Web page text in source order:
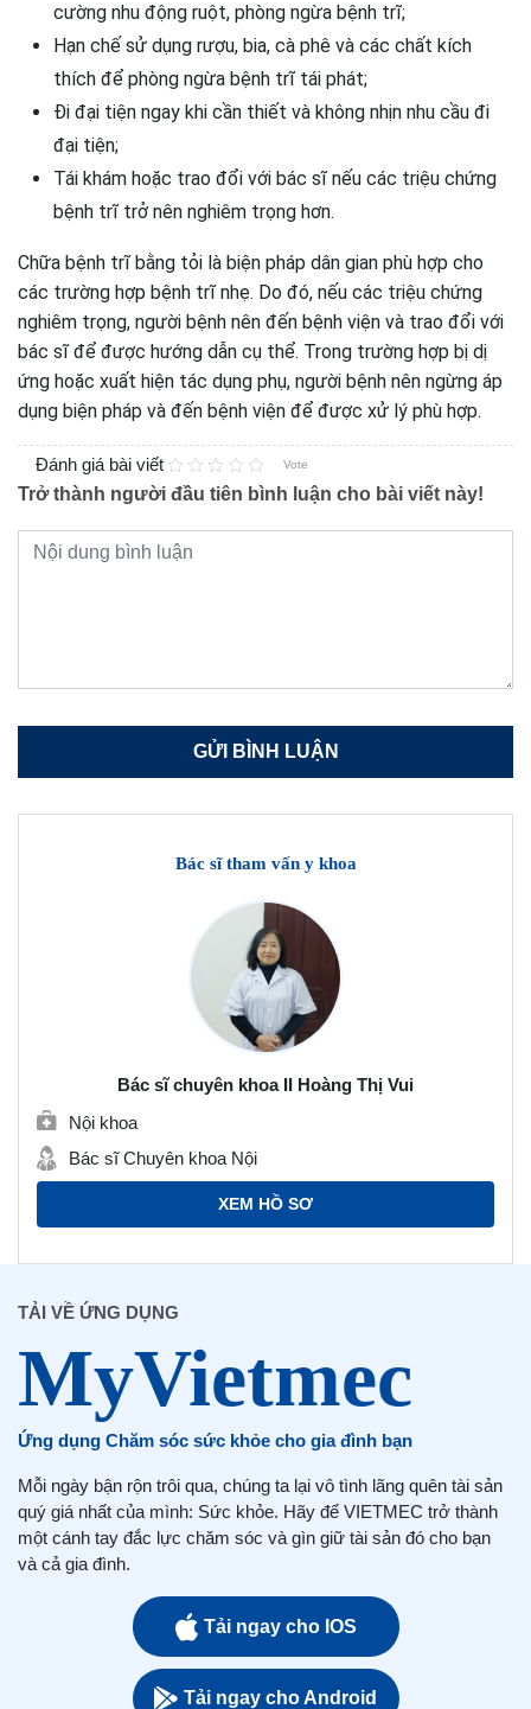
cường nhu động ruột, phòng ngừa bệnh trĩ;
Hạn chế sử dụng rượu, bia, cà phê và các chất kích
thích để phòng ngừa bệnh trĩ tái phát;
Đi đại tiện ngay khi cần thiết và không nhịn nhu cầu đi
đại tiện;
Tái khám hoặc trao đổi với bác sĩ nếu các triệu chứng
bệnh trĩ trở nên nghiêm trọng hơn.
Chữa bệnh trĩ bằng tỏi là biện pháp dân gian phù hợp cho
các trường hợp bệnh trĩ nhẹ. Do đó, nếu các triệu chứng
nghiêm trọng, người bệnh nên đến bệnh viện và trao đổi với
bác sĩ để được hướng dẫn cụ thể. Trong trường hợp bị dị
ứng hoặc xuất hiện tác dụng phụ, người bệnh nên ngừng áp
dụng biện pháp và đến bệnh viện để được xử lý phù hợp.
Đánh giá bài viết Vote
Trở thành người đầu tiên bình luận cho bài viết này!
Bác sĩ tham vấn y khoa
Bác sĩ chuyên khoa II Hoàng Thị Vui
Nội khoa
Bác sĩ Chuyên khoa Nội
XEM HỒ SƠ
TẢI VỀ ỨNG DỤNG
Ứng dụng Chăm sóc sức khỏe cho gia đình bạn
Mỗi ngày bận rộn trôi qua, chúng ta lại vô tình lãng quên tài sản
quý giá nhất của mình: Sức khỏe. Hãy để VIETMEC trở thành
một cánh tay đắc lực chăm sóc và gìn giữ tài sản đó cho bạn
và cả gia đình.
Tải ngay cho IOS
Tải ngay cho Android